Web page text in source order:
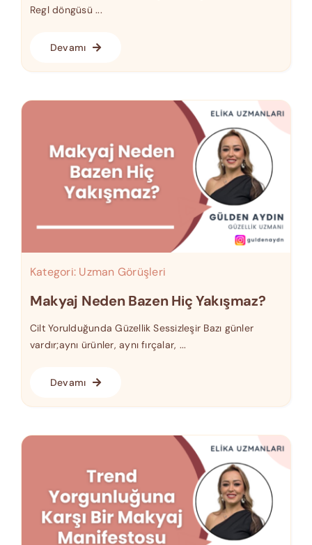
Regl döngüsü ...
Devamı
Kategori: Uzman Görüşleri
Makyaj Neden Bazen Hiç Yakışmaz?
Cilt Yorulduğunda Güzellik Sessizleşir Bazı günler
vardır;aynı ürünler, aynı fırçalar, ...
Devamı